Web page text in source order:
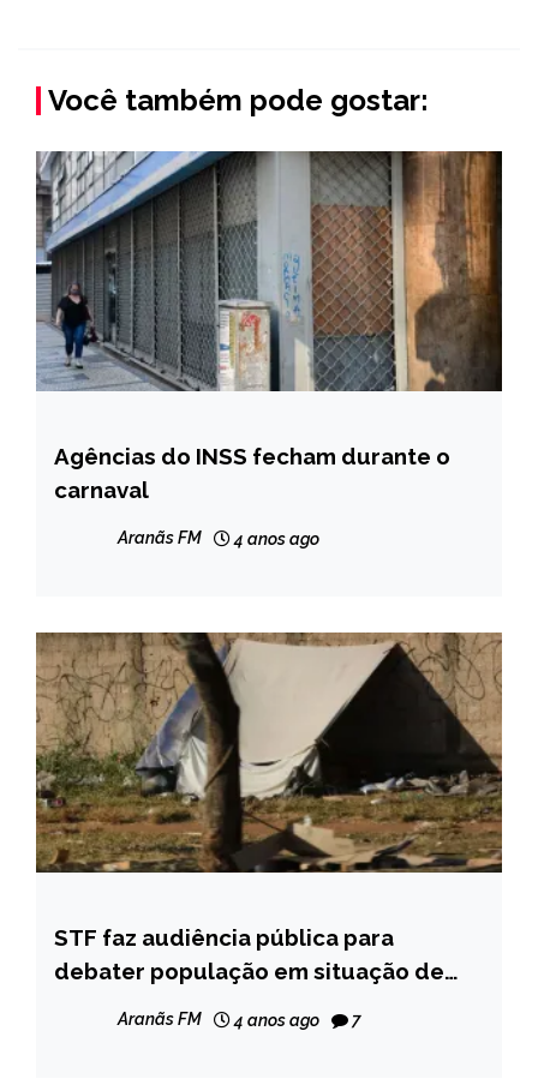
Você também pode gostar:
BRASIL
NOTÍCIAS
Agências do INSS fecham durante o
carnaval
Aranãs FM 4 anos ago
BRASIL
NOTÍCIAS
STF faz audiência pública para
debater população em situação de
Aranãs FM 4 anos ago 7